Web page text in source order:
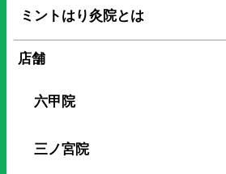
ミントはり灸院とは
店舗
六甲院
三ノ宮院